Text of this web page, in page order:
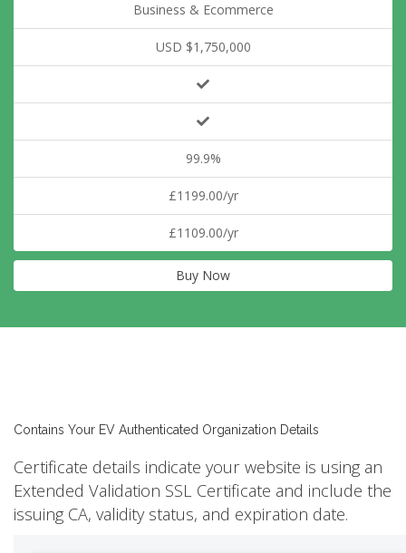
Business & Ecommerce
USD $1,750,000
99.9%
£1199.00/yr
£1109.00/yr
Buy Now
Contains Your EV Authenticated Organization Details
Certificate details indicate your website is using an
Extended Validation SSL Certificate and include the
issuing CA, validity status, and expiration date.